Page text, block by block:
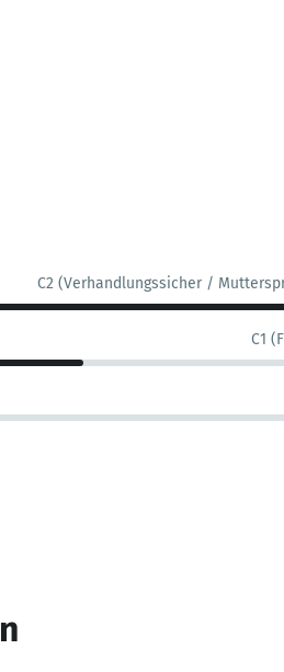
C2 (Verhandlungssicher /
C1